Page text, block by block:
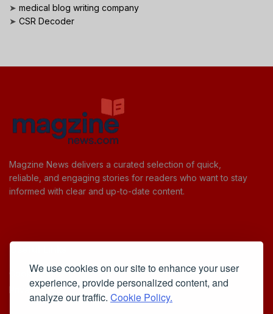
We use cookies on our site to enhance your user
experience, provide personalized content, and
analyze our traffic. Cookie Policy.
➤ medical blog writing company
➤ CSR Decoder
Magzine News delivers a curated selection of quick,
reliable, and engaging stories for readers who want to stay
informed with clear and up-to-date content.
Cookie Policy
Privacy Policy